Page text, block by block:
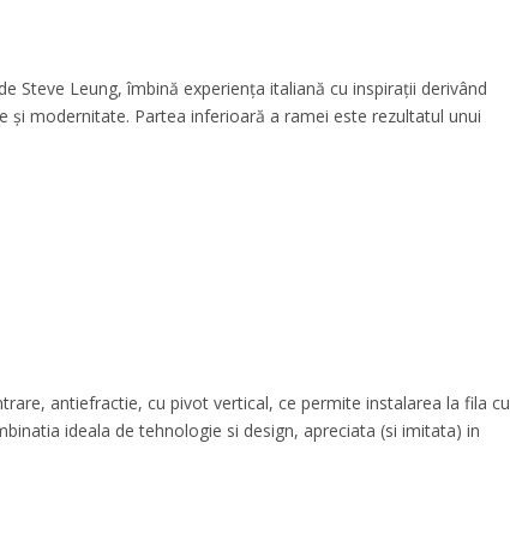
Steve Leung, îmbină experiența italiană cu inspirații derivând
modernitate. Partea inferioară a ramei este rezultatul unui
antiefractie, cu pivot vertical, ce permite instalarea la fila cu
ideala de tehnologie si design, apreciata (si imitata) in